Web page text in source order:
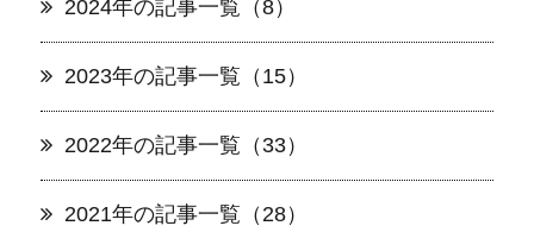
2024年の記事一覧（8）
2023年の記事一覧（15）
2022年の記事一覧（33）
2021年の記事一覧（28）